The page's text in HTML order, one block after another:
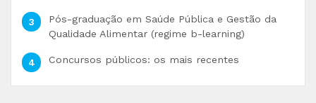
Pós-graduação em Saúde Pública e Gestão da
Qualidade Alimentar (regime b-learning)
Concursos públicos: os mais recentes